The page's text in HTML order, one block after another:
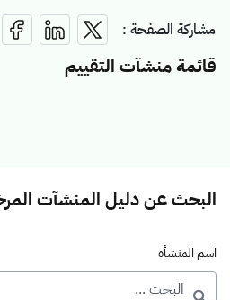
مشاركة الصفحة :
قائمة منشآت التقييم
البحث عن دليل المنشآت
اسم المنشأة